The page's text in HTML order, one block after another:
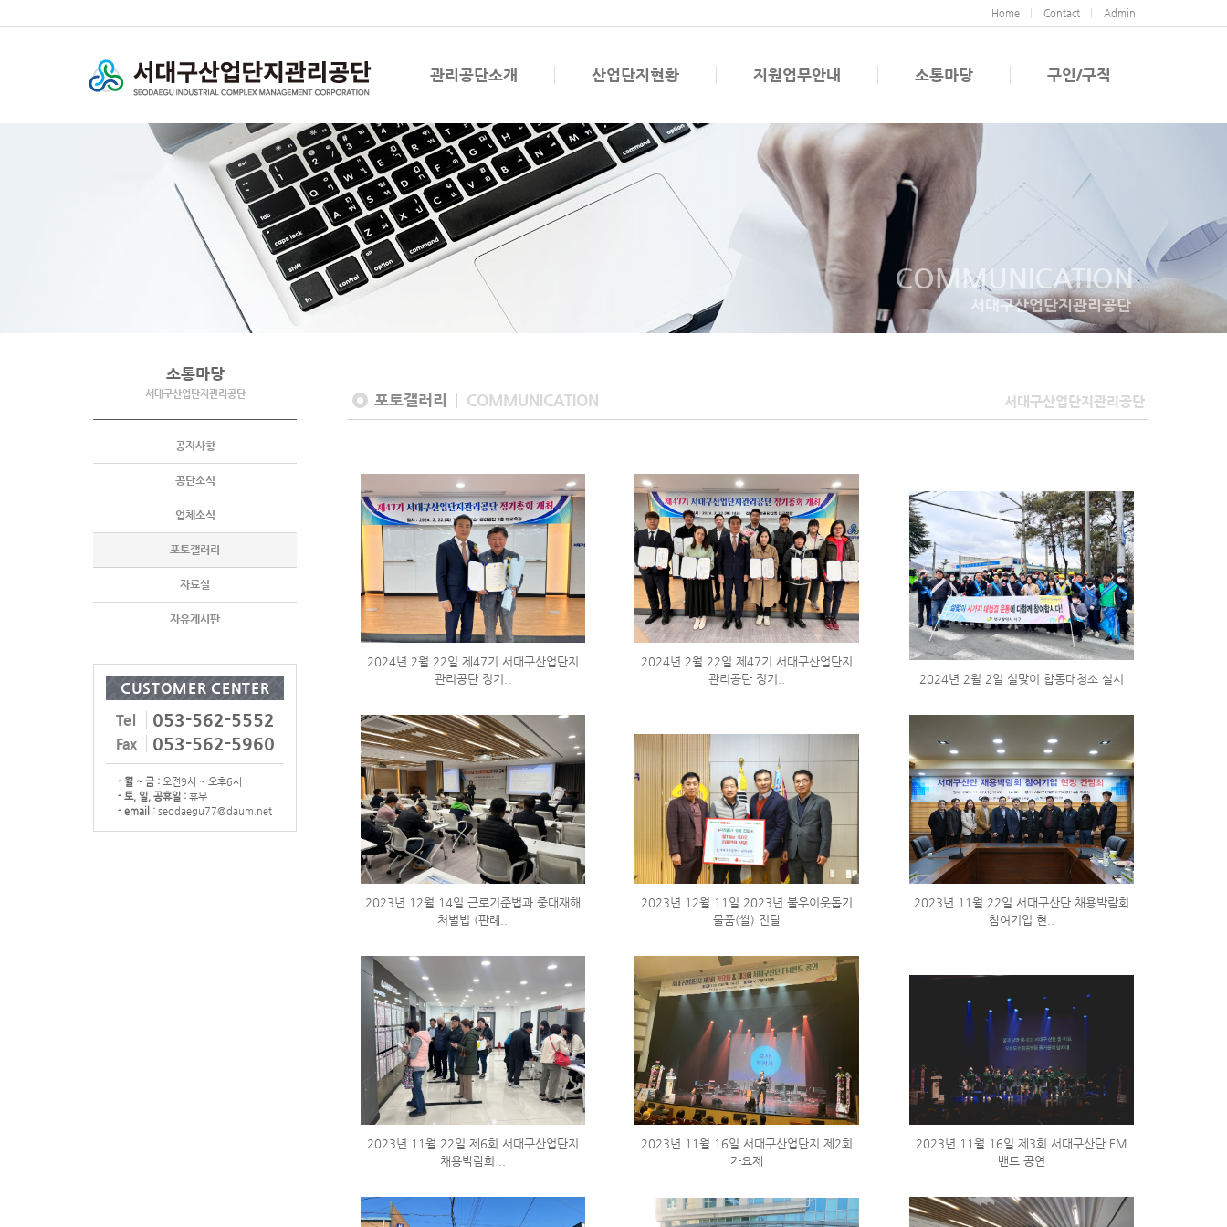
Home Contact Admin
관리공단소개 산업단지현황 지원업무안내 소통마당 구인/구직
COMMUNICATION
서대구산업단지관리공단
소통마당
서대구산업단지관리공단
공지사항
공단소식
업체소식
포토갤러리
자료실
자유게시판
CUSTOMER CENTER
Tel
053-562-5552
Fax 053-562-5960
- 월 ~ 금 : 오전9시 ~ 오후6시
- 토, 일, 공휴일 : 휴무
- email : seodaegu77@daum.net
포토갤러리 COMMUNICATION 서대구산업단지관리공단
2024년 2월 22일 제47기 서대구산업단지
관리공단 정기..
2024년 2월 22일 제47기 서대구산업단지
관리공단 정기..
2024년 2월 2일 설맞이 합동대청소 실시
2023년 12월 14일 근로기준법과 중대재해
처벌법 (판례..
2023년 12월 11일 2023년 불우이웃돕기
물품(쌀) 전달
2023년 11월 22일 서대구산단 채용박람회
참여기업 현..
2023년 11월 22일 제6회 서대구산업단지
채용박람회 ..
2023년 11월 16일 서대구산업단지 제2회
가요제
2023년 11월 16일 제3회 서대구산단 FM
밴드 공연